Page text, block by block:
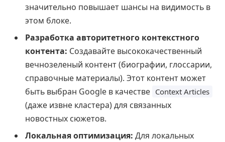
значительно повышает шансы на видимость в
этом блоке.
Разработка авторитетного контекстного
контента: Создавайте высококачественный
вечнозеленый контент (биографии, глоссарии,
справочные материалы). Этот контент может
быть выбран Google в качестве Context Articles
(даже извне кластера) для связанных
новостных сюжетов.
Локальная оптимизация: Для локальных